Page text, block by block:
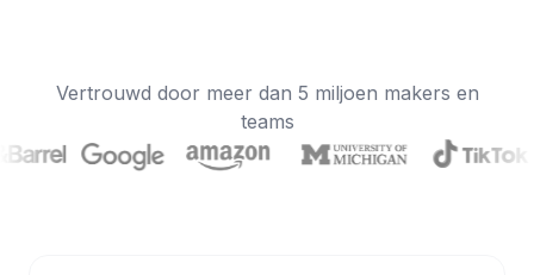
Vertrouwd door meer dan 5 miljoen makers en
teams